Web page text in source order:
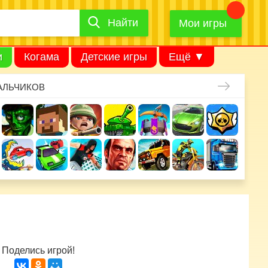
Найти
Найти Мои игры
Когама Детские игры Ещё ▼
Поделись игрой!